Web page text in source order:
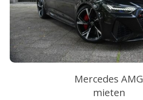
Mercedes AMG
mieten